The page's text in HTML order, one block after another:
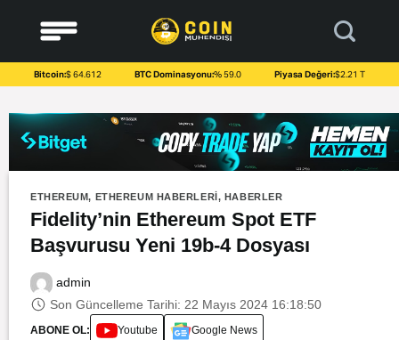
content
Bitcoin:$ 64.612 BTC Dominasyonu:% 59.0 Piyasa Değeri:$2.21 T
ETHEREUM, ETHEREUM HABERLERI, HABERLER
Fidelity’nin Ethereum Spot ETF
Başvurusu Yeni 19b-4 Dosyası
admin
Son Güncelleme Tarihi: 22 Mayıs 2024 16:18:50
ABONE OL: Youtube Google News